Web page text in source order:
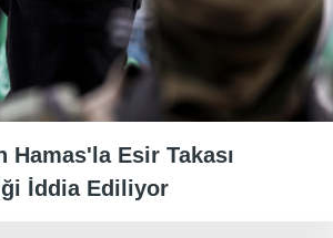
Hamas'la Esir Takası
İddia Ediliyor